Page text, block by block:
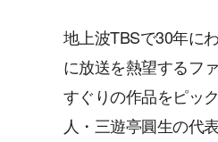
地上波TBSで30年に
に放送を熱望するフ
すぐりの作品をピッ
人・三遊亭圓生の代